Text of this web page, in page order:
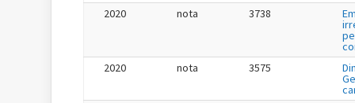
2020
nota 3738
2020
nota 3575